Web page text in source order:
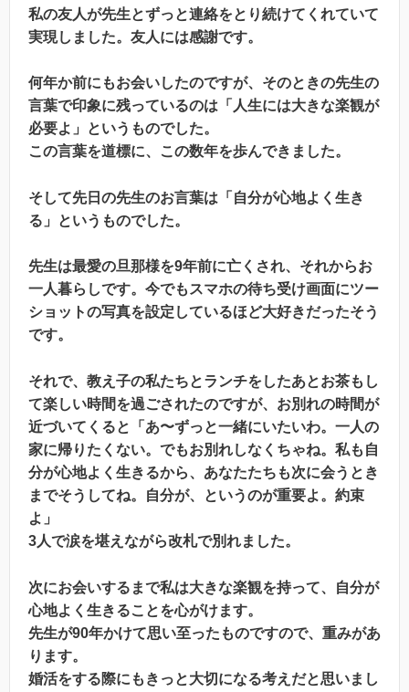
私の友人が先生とずっと連絡をとり続けてくれていて
実現しました。友人には感謝です。
何年か前にもお会いしたのですが、そのときの先生の
言葉で印象に残っているのは「人生には大きな楽観が
必要よ」というものでした。
この言葉を道標に、この数年を歩んできました。
そして先日の先生のお言葉は「自分が心地よく生き
る」というものでした。
先生は最愛の旦那様を9年前に亡くされ、それからお
一人暮らしです。今でもスマホの待ち受け画面にツー
ショットの写真を設定しているほど大好きだったそう
です。
それで、教え子の私たちとランチをしたあとお茶もし
て楽しい時間を過ごされたのですが、お別れの時間が
近づいてくると「あ〜ずっと一緒にいたいわ。一人の
家に帰りたくない。でもお別れしなくちゃね。私も自
分が心地よく生きるから、あなたたちも次に会うとき
までそうしてね。自分が、というのが重要よ。約束
よ」
3人で涙を堪えながら改札で別れました。
次にお会いするまで私は大きな楽観を持って、自分が
心地よく生きることを心がけます。
先生が90年かけて思い至ったものですので、重みがあ
ります。
婚活をする際にもきっと大切になる考えだと思いまし